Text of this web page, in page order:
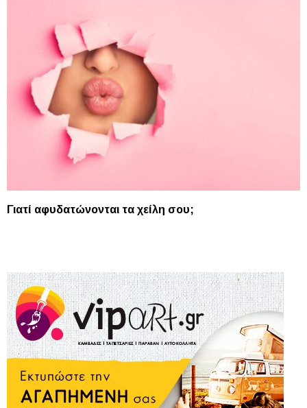
Γιατί αφυδατώνονται τα χείλη σου;